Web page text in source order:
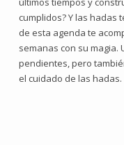
cumplidos? Y las hadas
de esta agenda te
semanas con su magia.
pendientes, pero
el cuidado de las hadas.